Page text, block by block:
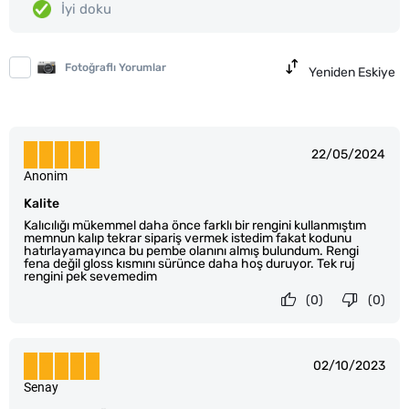
İyi doku
Fotoğraflı Yorumlar Yeniden Eskiye
22/05/2024
Kalite
Kalıcılığı mükemmel daha önce farklı bir rengini kullanmıştım
memnun kalıp tekrar sipariş vermek istedim fakat kodunu
hatırlayamayınca bu pembe olanını almış bulundum. Rengi
fena değil gloss kısmını sürünce daha hoş duruyor. Tek ruj
rengini pek sevemedim
Anonim
(0)
(0)
02/10/2023
Senay